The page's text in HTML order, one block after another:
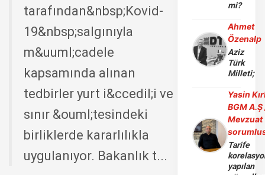
tarafından&nbsp;Kovid-
19&nbsp;salgınıyla
m&uuml;cadele
kapsamında alınan
tedbirler yurt i&ccedil;i ve
sınır &ouml;tesindeki
birliklerde kararlılıkla
uygulanıyor. Bakanlık t...
mi?
Ahmet
Özenalp
Aziz
Türk
Milleti;
Yasin
BGM A.Ş
Mevzuat
Tarife
yapılan